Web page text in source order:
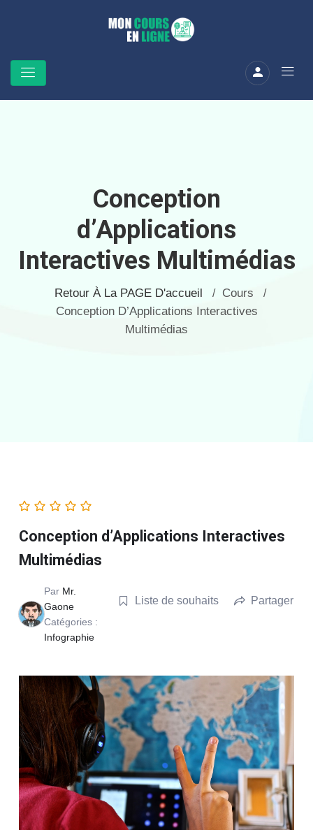
Conception
d’Applications
Interactives Multimédias
Retour À La PAGE D'accueil / Cours /
Conception D’Applications Interactives
Multimédias
Conception d’Applications Interactives
Multimédias
Par Mr.
Gaone
Catégories :
Infographie
Liste de souhaits Partager